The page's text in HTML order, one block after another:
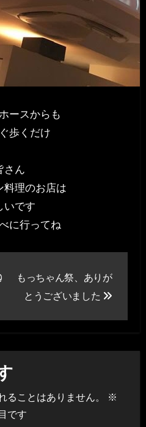
ースからも
歩くだけ
さん
料理のお店は
いです
に行ってね
もっちゃん祭、ありが
とうございました
ることはありません。
※
です